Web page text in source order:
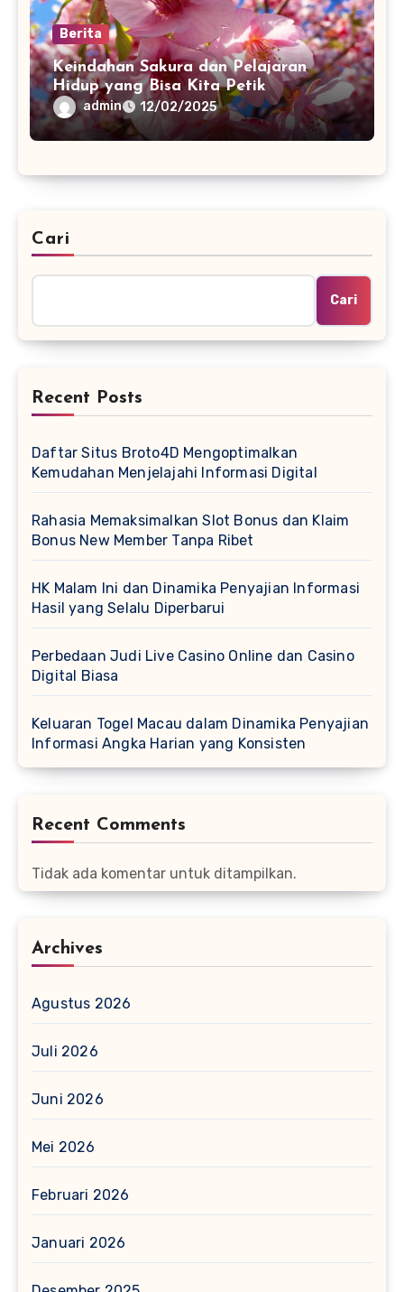
Berita
Keindahan Sakura dan Pelajaran
Hidup yang Bisa Kita Petik
admin 12/02/2025
Cari
Cari
Recent Posts
Daftar Situs Broto4D Mengoptimalkan
Kemudahan Menjelajahi Informasi Digital
Rahasia Memaksimalkan Slot Bonus dan Klaim
Bonus New Member Tanpa Ribet
HK Malam Ini dan Dinamika Penyajian Informasi
Hasil yang Selalu Diperbarui
Perbedaan Judi Live Casino Online dan Casino
Digital Biasa
Keluaran Togel Macau dalam Dinamika Penyajian
Informasi Angka Harian yang Konsisten
Recent Comments
Tidak ada komentar untuk ditampilkan.
Archives
Agustus 2026
Juli 2026
Juni 2026
Mei 2026
Februari 2026
Januari 2026